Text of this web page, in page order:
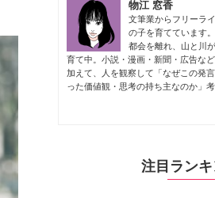
物江 窓香
文筆業からフリーラ
の子を育てています
都会を離れ、山と川
育て中。小説・漫画・新聞・広告な
加えて、人を観察して「なぜこの発
った価値観・思考の持ち主なのか」
注目ラン